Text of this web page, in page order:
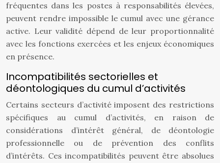
fréquentes dans les postes à responsabilités élevées,
peuvent rendre impossible le cumul avec une gérance
active. Leur validité dépend de leur proportionnalité
avec les fonctions exercées et les enjeux économiques
en présence.
Incompatibilités sectorielles et
déontologiques du cumul d’activités
Certains secteurs d’activité imposent des restrictions
spécifiques au cumul d’activités, en raison de
considérations d’intérêt général, de déontologie
professionnelle ou de prévention des conflits
d’intérêts. Ces incompatibilités peuvent être absolues